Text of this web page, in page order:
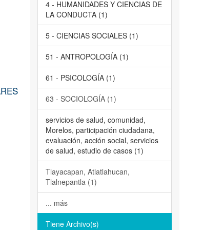
4 - HUMANIDADES Y CIENCIAS DE
LA CONDUCTA (1)
5 - CIENCIAS SOCIALES (1)
51 - ANTROPOLOGÍA (1)
61 - PSICOLOGÍA (1)
63 - SOCIOLOGÍA (1)
servicios de salud, comunidad,
Morelos, participación ciudadana,
evaluación, acción social, servicios
de salud, estudio de casos (1)
Tlayacapan, Atlatlahucan,
Tlalnepantla (1)
... más
Tiene Archivo(s)